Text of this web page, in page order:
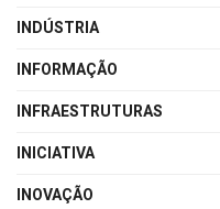
INDÚSTRIA
INFORMAÇÃO
INFRAESTRUTURAS
INICIATIVA
INOVAÇÃO